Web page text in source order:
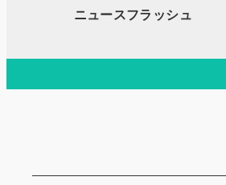
移
ニュースフラッシュ